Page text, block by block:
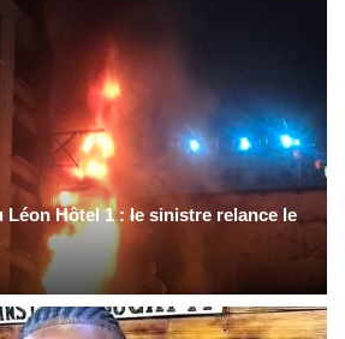
Léon Hôtel 1 : le sinistre relance le